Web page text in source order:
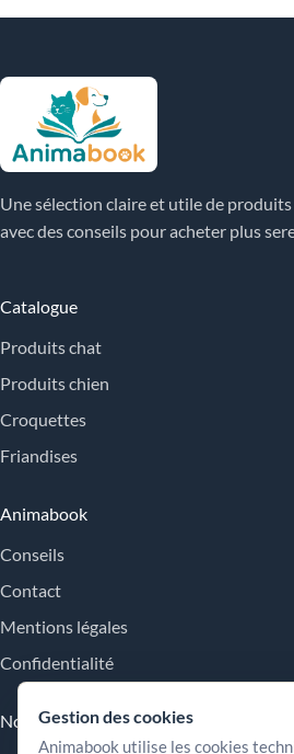
Une sélection claire et utile de
avec des conseils pour acheter plus
Catalogue
Produits chat
Produits chien
Croquettes
Friandises
Animabook
Conseils
Contact
Mentions légales
Confidentialité
Nos engagements
Gestion des cookies
Animabook utilise les cookies